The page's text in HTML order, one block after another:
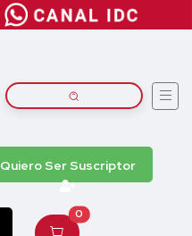
Quiero Ser Suscriptor
0